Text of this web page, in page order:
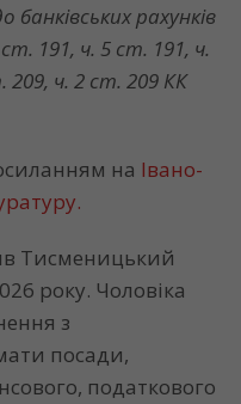
рахунків
191, ч. 5 ст. 191, ч.
209, ч. 2 ст. 209 КК
на Івано-
Тисменицький
року. Чоловіка
з
посади,
податкового